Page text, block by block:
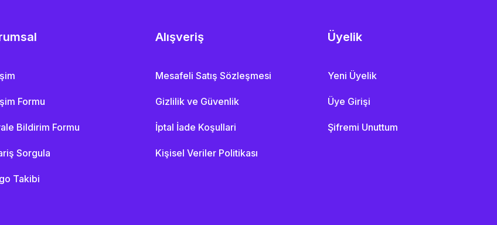
Formu
Bildirim Formu
Sorgula
Takibi
Alışveriş
Mesafeli Satış Sözleşmesi
Gizlilik ve Güvenlik
İptal İade Koşullari
Kişisel Veriler Politikası
Üyelik
Yeni Üyelik
Üye Girişi
Şifremi Unuttum